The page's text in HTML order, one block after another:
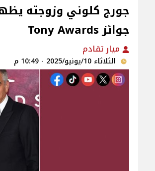
جورج كلوني وزوجته
جوائز Tony Awards
ميار تقادم
الثلاثاء 10/يونيو/2025 - 10:49 م